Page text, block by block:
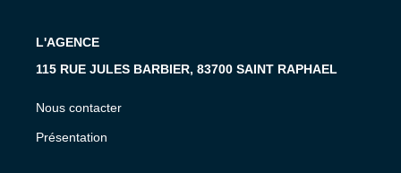
L'AGENCE
115 RUE JULES BARBIER, 83700 SAINT RAPHAEL
Nous contacter
Présentation